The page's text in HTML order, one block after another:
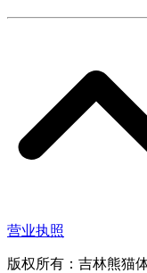
营业执照
版权所有：吉林熊猫